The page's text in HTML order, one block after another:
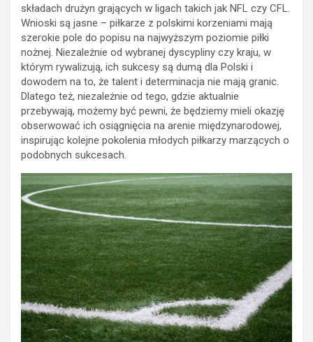
składach drużyn grających w ligach takich jak NFL czy CFL.
Wnioski są jasne – piłkarze z polskimi korzeniami mają
szerokie pole do popisu na najwyższym poziomie piłki
nożnej. Niezależnie od wybranej dyscypliny czy kraju, w
którym rywalizują, ich sukcesy są dumą dla Polski i
dowodem na to, że talent i determinacja nie mają granic.
Dlatego też, niezależnie od tego, gdzie aktualnie
przebywają, możemy być pewni, że będziemy mieli okazję
obserwować ich osiągnięcia na arenie międzynarodowej,
inspirując kolejne pokolenia młodych piłkarzy marzących o
podobnych sukcesach.